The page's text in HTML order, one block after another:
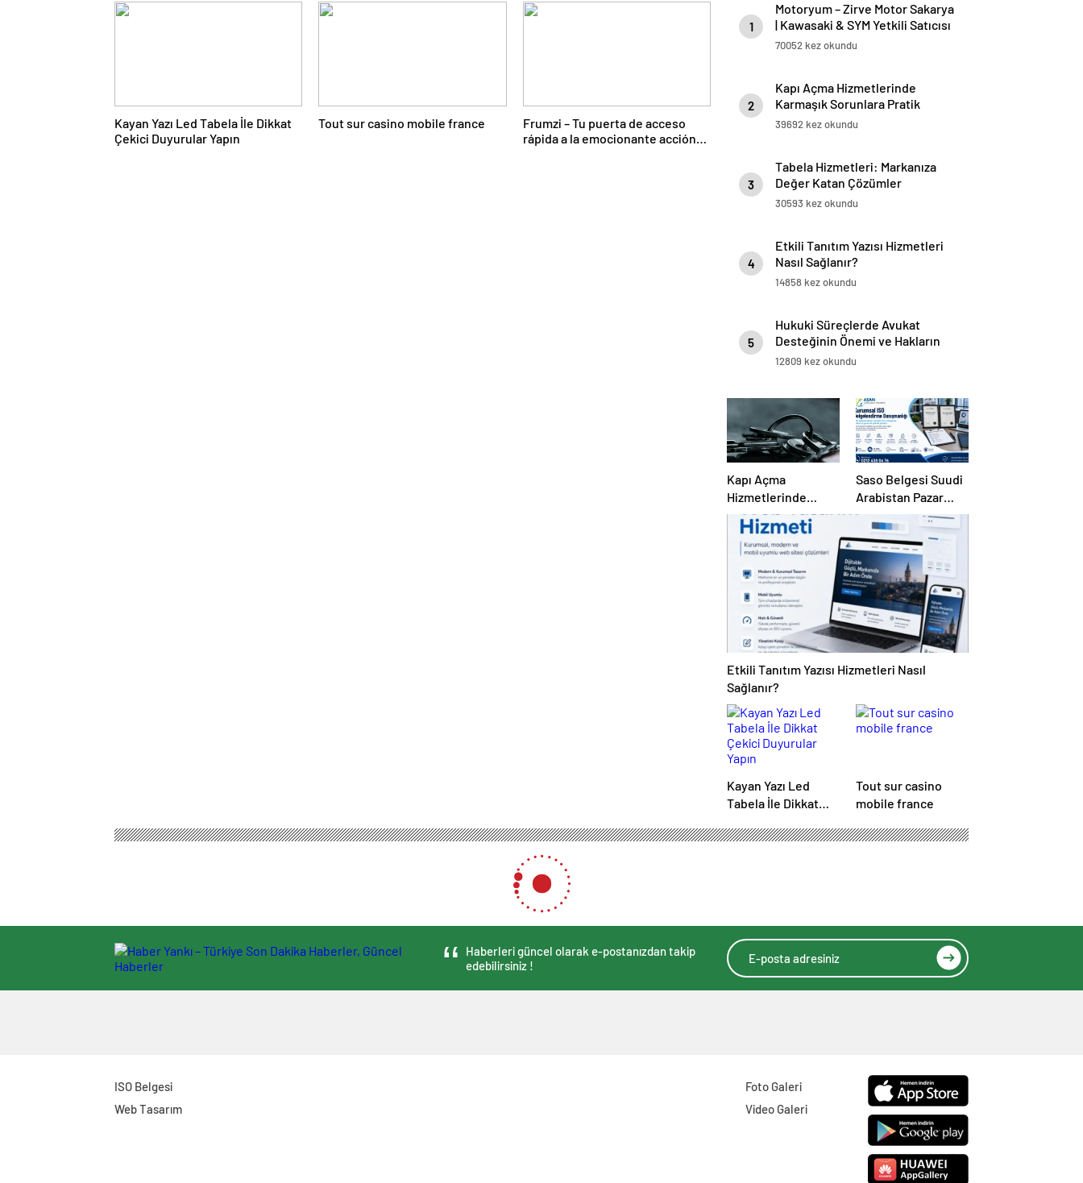
Kayan Yazı Led Tabela İle Dikkat
Çekici Duyurular Yapın
Tout sur casino mobile france
Frumzi – Tu puerta de acceso
rápida a la emocionante acción
1
Motoryum – Zirve Motor Sakarya
| Kawasaki & SYM Yetkili Satıcısı
ve Servisi
70052 kez okundu
2
Kapı Açma Hizmetlerinde
Karmaşık Sorunlara Pratik
Çözümler
39692 kez okundu
3
Tabela Hizmetleri: Markanıza
Değer Katan Çözümler
30593 kez okundu
4
Etkili Tanıtım Yazısı Hizmetleri
Nasıl Sağlanır?
14858 kez okundu
5
Hukuki Süreçlerde Avukat
Desteğinin Önemi ve Hakların
Korunması
12809 kez okundu
Kapı Açma
Hizmetlerinde
Karmaşık Sorunlara
Pratik Çözümler
Saso Belgesi Suudi
Arabistan Pazar
Erişimini Sağlar
Etkili Tanıtım Yazısı Hizmetleri Nasıl
Sağlanır?
Kayan Yazı Led
Tabela İle Dikkat
Yapın
Tout sur casino
mobile france
Haberleri güncel olarak e-postanızdan takip
edebilirsiniz !
ISO Belgesi
Web Tasarım
Foto Galeri
Video Galeri